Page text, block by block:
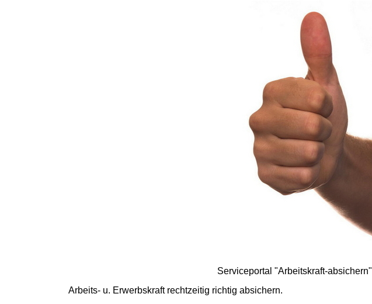
Serviceportal "Arbeitskraft-absichern"
Arbeits- u. Erwerbskraft rechtzeitig richtig absichern.